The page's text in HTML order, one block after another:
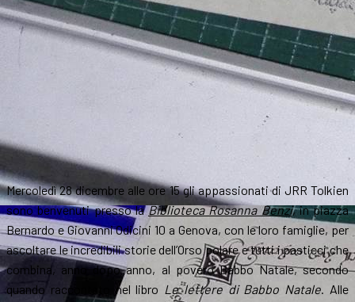
Mercoledì 28 dicembre alle ore 15 gli appassionati di JRR Tolkien
sono benvenuti presso laBiblioteca Rosanna Benzi, in piazza
Bernardo e Giovanni Odicini 10 a Genova, con le loro famiglie, per
ascoltare le incredibili storie dell’Orso polare e tutti i pasticci che
combina, anno dopo anno, al povero Babbo Natale, secondo
quando raccontato nel libro Le lettere di Babbo Natale. Alle